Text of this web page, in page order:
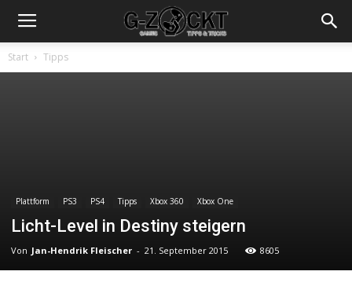
Start Tipps
Plattform PS3 PS4 Tipps Xbox 360 Xbox One
Licht-Level in Destiny steigern
Von Jan-Hendrik Fleischer - 21. September 2015 8605